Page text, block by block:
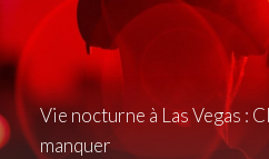
Vie nocturne à Las Vegas :
manquer